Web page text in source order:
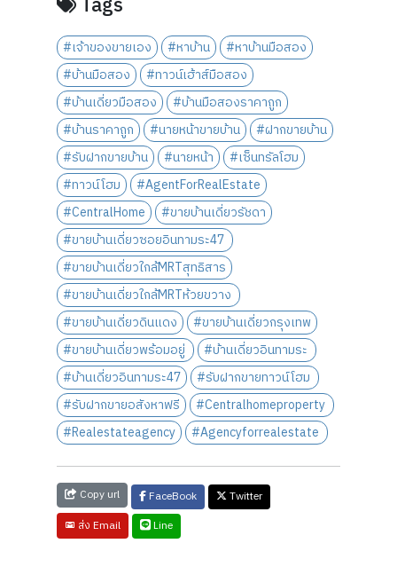
#เจ้าของขายเอง #หาบ้าน
#หาบ้านมือสอง
#บ้านมือสอง
#ทาวน์เฮ้าส์มือสอง
#บ้านเดี่ยวมือสอง
#บ้านมือสองราคาถูก
#บ้านราคาถูก
#นายหน้าขายบ้าน
#ฝากขายบ้าน
#รับฝากขายบ้าน
#นายหน้า
#เซ็นทรัลโฮม
#ทาวน์โฮม
#AgentForRealEstate
#CentralHome
#ขายบ้านเดี่ยวรัชดา
#ขายบ้านเดี่ยวซอยอินทามระ47
#ขายบ้านเดี่ยวใกล้MRTสุทธิสาร
#ขายบ้านเดี่ยวใกล้MRTห้วยขวาง
#ขายบ้านเดี่ยวดินแดง
#ขายบ้านเดี่ยวกรุงเทพ
#ขายบ้านเดี่ยวพร้อมอยู่
#บ้านเดี่ยวอินทามระ
#บ้านเดี่ยวอินทามระ47
#รับฝากขายทาวน์โฮม
#รับฝากขายอสังหาฟรี
#Centralhomeproperty
#Realestateagency
#Agencyforrealestate
Copy url FaceBook
Twitter
ส่ง Email
Line